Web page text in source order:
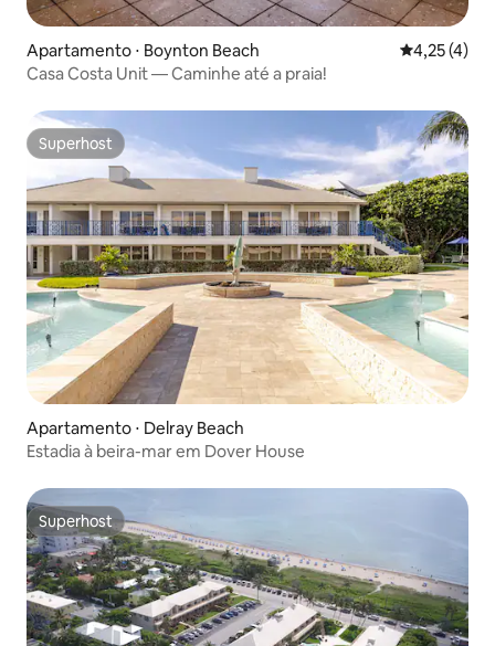
Apartamento ⋅ Boynton Beach 4,25 de
4,25 (4)
Casa Costa Unit — Caminhe até a praia!
Superhost
Superhost
Apartamento ⋅ Delray Beach
Estadia à beira-mar em Dover House
Superhost
Superhost